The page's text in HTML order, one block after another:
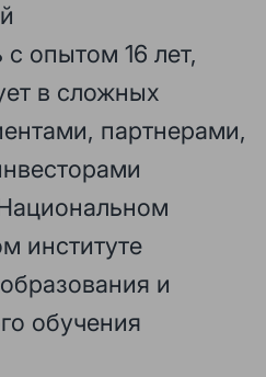
опытом 16 лет,
в сложных
партнерами,
институте
и
обучения